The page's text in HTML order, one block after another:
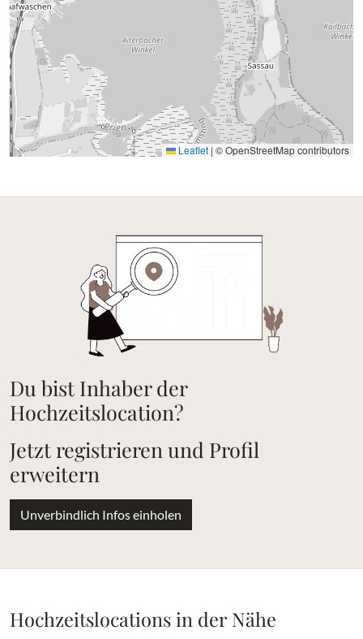
Leaflet | © OpenStreetMap contributors
Du bist Inhaber der
Hochzeitslocation?
Jetzt registrieren und Profil
erweitern
Unverbindlich Infos einholen
Hochzeitslocations in der Nähe